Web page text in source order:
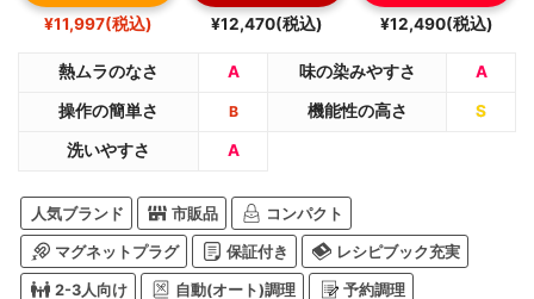
¥11,997(税込) ¥12,470(税込) ¥12,490(税込)
熱ムラのなさ A 味の染みやすさ A
操作の簡単さ B 機能性の高さ S
洗いやすさ A
人気ブランド 市販品 コンパクト
マグネットプラグ 保証付き レシピブック充実
2-3人向け 自動(オート)調理 予約調理